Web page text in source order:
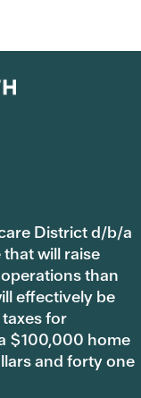
District d/b/a
will raise
than
effectively be
for
$100,000 home
and forty one